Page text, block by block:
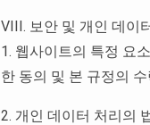
VIII. 보안 및 개인 데이
1. 웹사이트의 특정 요
한 동의 및 본 규정의
2. 개인 데이터 처리의